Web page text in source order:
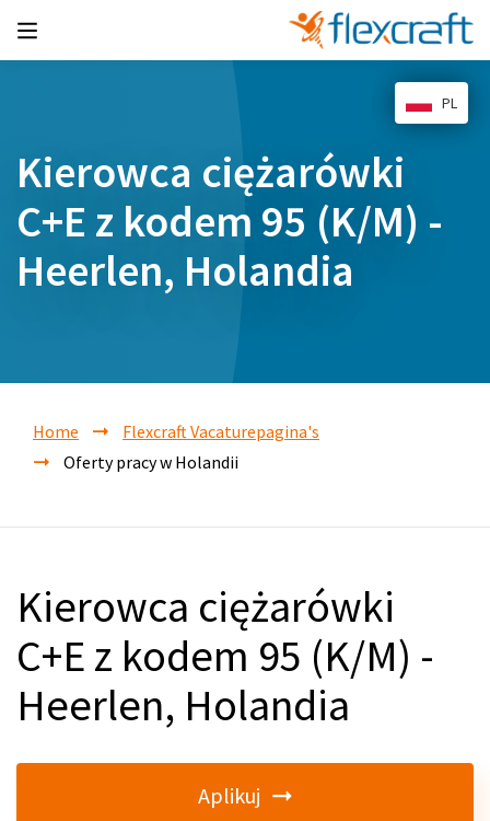
Kierowca ciężarówki
C+E z kodem 95 (K/M) -
Heerlen, Holandia
Home
Flexcraft Vacaturepagina's
Oferty pracy w Holandii
Kierowca ciężarówki
C+E z kodem 95 (K/M) -
Heerlen, Holandia
Aplikuj
PL